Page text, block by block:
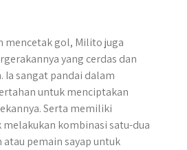
mencetak gol, Milito juga
yang cerdas dan
Ia sangat pandai dalam
untuk menciptakan
Serta memiliki
kombinasi satu-dua
pemain sayap untuk